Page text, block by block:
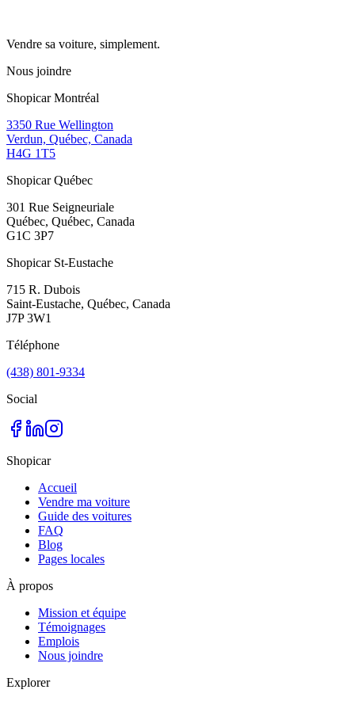
Vendre sa voiture, simplement.
Nous joindre
Shopicar Montréal
3350 Rue Wellington
Verdun, Québec, Canada
H4G 1T5
Shopicar Québec
301 Rue Seigneuriale
Québec, Québec, Canada
G1C 3P7
Shopicar St-Eustache
715 R. Dubois
Saint-Eustache, Québec, Canada
J7P 3W1
Téléphone
(438) 801-9334
Social
Shopicar
Accueil
Vendre ma voiture
Guide des voitures
FAQ
Blog
Pages locales
À propos
Mission et équipe
Témoignages
Emplois
Nous joindre
Explorer